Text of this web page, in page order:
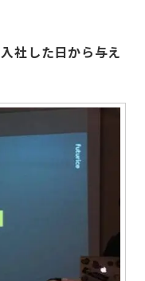
社した日から与え